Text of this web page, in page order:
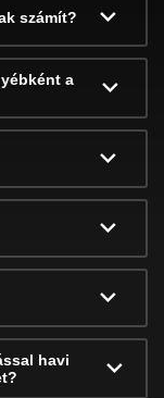
számít?
a
havi